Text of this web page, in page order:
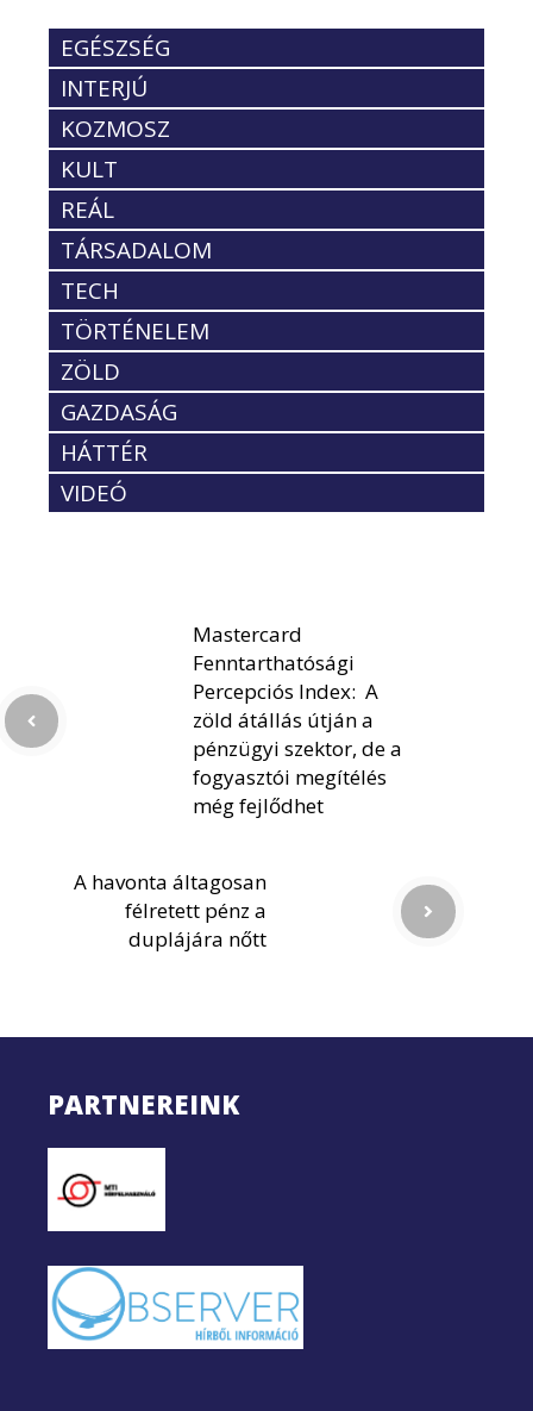
EGÉSZSÉG
INTERJÚ
KOZMOSZ
KULT
REÁL
TÁRSADALOM
TECH
TÖRTÉNELEM
ZÖLD
GAZDASÁG
HÁTTÉR
VIDEÓ
Mastercard
Fenntarthatósági
Percepciós Index: A
zöld átállás útján a
pénzügyi szektor, de a
fogyasztói megítélés
még fejlődhet
A havonta áltagosan
félretett pénz a
duplájára nőtt
PARTNEREINK